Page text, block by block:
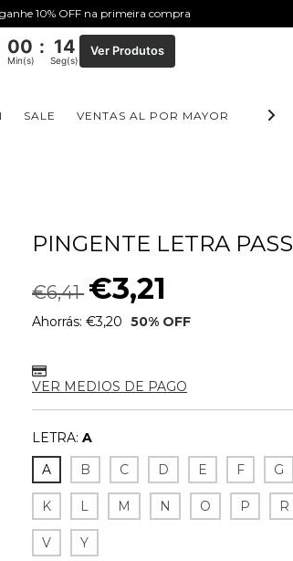
10% OFF na primeira compra
00 : 13
Min(s) Seg(s)
Ver Produtos
SALE VENTAS AL POR MAYOR DIA
PINGENTE LETRA
€6,41 €3,21
Ahorrás: €3,20 50% OFF
VER MEDIOS DE PAGO
LETRA: A
A
B C D E F G
K L M N O P R
V Y